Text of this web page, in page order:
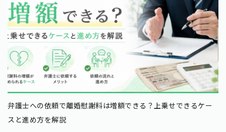
弁護士への依頼で離婚慰謝料は増額できる？上乗せできるケー
スと進め方を解説